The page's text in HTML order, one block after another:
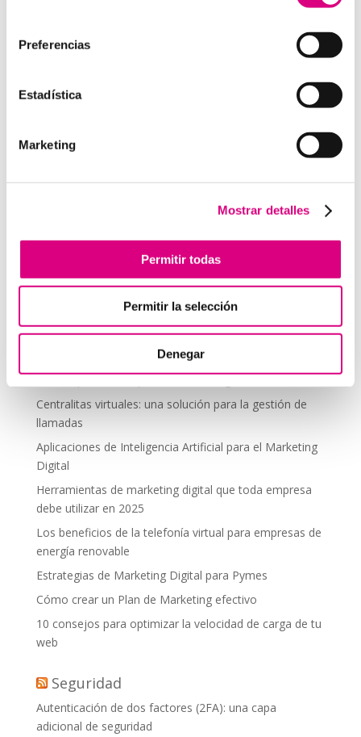
Preferencias
Estadística
Marketing
Mostrar detalles
Permitir todas
Permitir la selección
Denegar
cliente.
Enviar comentario
comentario.
Telefonía Virtual
Interfonos IP para aerogeneradores: comunicación
desde donde estés
Tendencias actuales en marketing y publicidad que
debes aplicar en tu plan de marketing
Centralitas virtuales: una solución para la gestión de
llamadas
Aplicaciones de Inteligencia Artificial para el Marketing
Digital
Herramientas de marketing digital que toda empresa
debe utilizar en 2025
Los beneficios de la telefonía virtual para empresas de
energía renovable
Estrategias de Marketing Digital para Pymes
Cómo crear un Plan de Marketing efectivo
10 consejos para optimizar la velocidad de carga de tu
web
Seguridad
Autenticación de dos factores (2FA): una capa
adicional de seguridad